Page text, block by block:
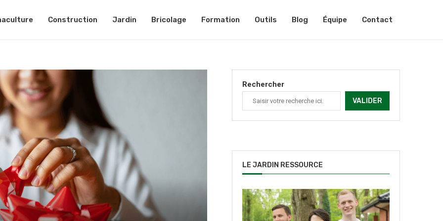
Construction Jardin Bricolage Formation Outils Blog Équipe Contact
Rechercher
VALIDER
LE JARDIN RESSOURCE